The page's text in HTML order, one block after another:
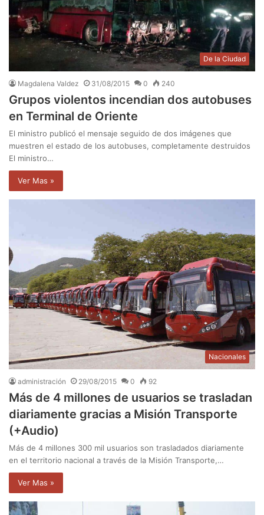
De la Ciudad
Magdalena Valdez 31/08/2015 0 240
Grupos violentos incendian dos autobuses
en Terminal de Oriente
El ministro publicó el mensaje seguido de dos imágenes que
muestren el estado de los autobuses, completamente destruidos
El ministro…
Ver Mas »
Nacionales
administración 29/08/2015 0 92
Más de 4 millones de usuarios se trasladan
diariamente gracias a Misión Transporte
(+Audio)
Más de 4 millones 300 mil usuarios son trasladados diariamente
en el territorio nacional a través de la Misión Transporte,…
Ver Mas »